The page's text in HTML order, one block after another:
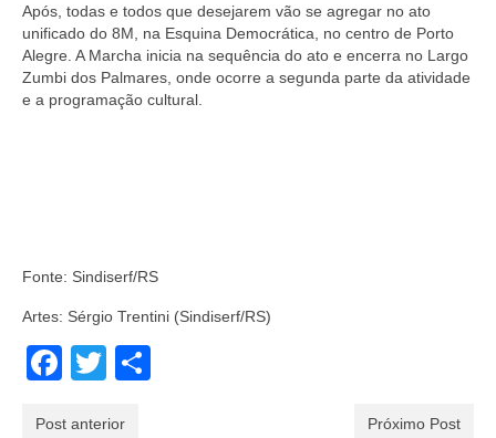
Após, todas e todos que desejarem vão se agregar no ato
unificado do 8M, na Esquina Democrática, no centro de Porto
Alegre. A Marcha inicia na sequência do ato e encerra no Largo
Zumbi dos Palmares, onde ocorre a segunda parte da atividade
e a programação cultural.
Fonte: Sindiserf/RS
Artes: Sérgio Trentini (Sindiserf/RS)
Facebook
Twitter
Post anterior Próximo Post